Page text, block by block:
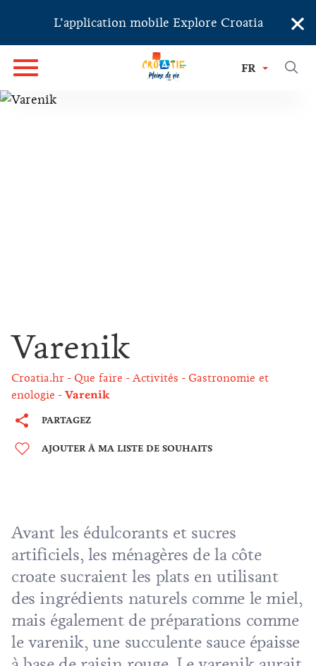
L’application mobile Explore Croatia ×
FR
Varenik
Croatia.hr Que faire Activités
Gastronomie et
enologie
Varenik
PARTAGEZ
AJOUTER À MA LISTE DE SOUHAITS
Avant les édulcorants et sucres
artificiels, les ménagères de la côte
croate sucraient les plats en utilisant
des ingrédients naturels comme le miel,
mais également de préparations comme
le varenik, une succulente sauce épaisse